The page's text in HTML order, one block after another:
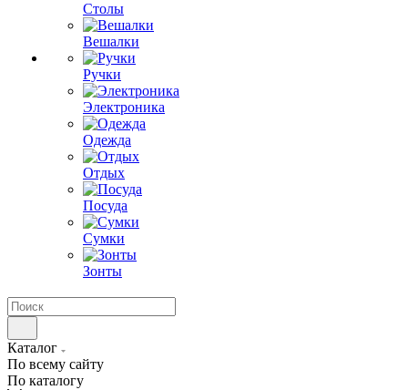
Столы
Вешалки
Ручки
Электроника
Одежда
Отдых
Посуда
Сумки
Зонты
Каталог
По всему сайту
По каталогу